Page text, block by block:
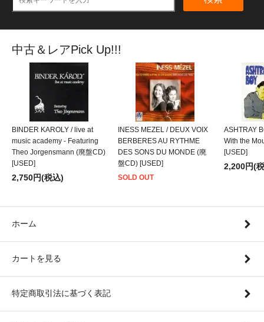
中古＆レアPick Up!!!
BINDER KAROLY / live at
music academy - Featuring
Theo Jorgensmann (廃盤CD)
[USED]
2,750円(税込)
INESS MEZEL / DEUX VOIX
BERBERES AU RYTHME
DES SONS DU MONDE (廃
盤CD) [USED]
SOLD OUT
ASHTRAY
With the
[USED]
2,200円(
ホーム
カートを見る
特定商取引法に基づく表記